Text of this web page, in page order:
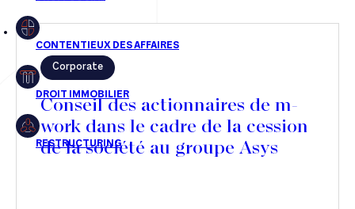
Droit immobilier
Restructuring
Article
Corporate
Conseil des actionnaires de m-
work dans le cadre de la cession
de la société au groupe Asys